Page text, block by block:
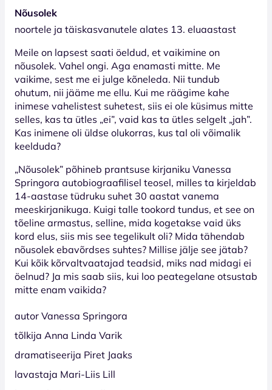
Nõusolek
noortele ja täiskasvanutele alates 13. eluaastast
Meile on lapsest saati öeldud, et vaikimine on
nõusolek. Vahel ongi. Aga enamasti mitte. Me
vaikime, sest me ei julge kõneleda. Nii tundub
ohutum, nii jääme me ellu. Kui me räägime kahe
inimese vahelistest suhetest, siis ei ole küsimus mitte
selles, kas ta ütles „ei”, vaid kas ta ütles selgelt „jah”.
Kas inimene oli üldse olukorras, kus tal oli võimalik
keelduda?
„Nõusolek” põhineb prantsuse kirjaniku Vanessa
Springora autobiograafilisel teosel, milles ta kirjeldab
14-aastase tüdruku suhet 30 aastat vanema
meeskirjanikuga. Kuigi talle tookord tundus, et see on
tõeline armastus, selline, mida kogetakse vaid üks
kord elus, siis mis see tegelikult oli? Mida tähendab
nõusolek ebavõrdses suhtes? Millise jälje see jätab?
Kui kõik kõrvaltvaatajad teadsid, miks nad midagi ei
öelnud? Ja mis saab siis, kui loo peategelane otsustab
mitte enam vaikida?
autor Vanessa Springora
tõlkija Anna Linda Varik
dramatiseerija Piret Jaaks
lavastaja Mari-Liis Lill